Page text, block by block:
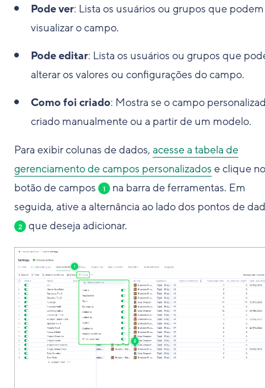
Pode ver: Lista os usuários ou grupos que podem
visualizar o campo.
Pode editar: Lista os usuários ou grupos que
alterar os valores ou configurações do campo.
Como foi criado: Mostra se o campo
criado manualmente ou a partir de um modelo.
Para exibir colunas de dados, acesse a tabela de
gerenciamento de campos personalizados e clique no
botão de campos
1
na barra de ferramentas. Em
seguida, ative a alternância ao lado dos pontos de
2 que deseja adicionar.